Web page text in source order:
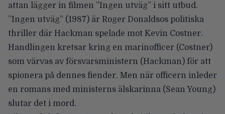
attan lägger in filmen ”Ingen utväg” i sitt utbud.
”Ingen utväg” (1987) är Roger Donaldsos politiska
thriller där Hackman spelade mot Kevin Costner.
Handlingen kretsar kring en marinofficer (Costner)
som värvas av försvarsministern (Hackman) för att
spionera på dennes fiender. Men när officern inleder
en romans med ministerns älskarinna (Sean Young)
slutar det i mord.